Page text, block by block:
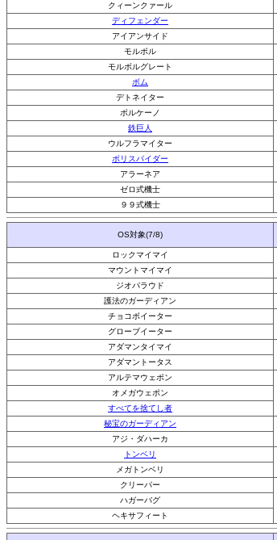
クィーンクァール
ディフェンダー
アイアンサイド
モルボル
モルボルグレート
ボム
デトネイター
ボルケーノ
鉄巨人
ウルフラマイター
ボリスパイダー
アラーネア
ゼロ式機士
９９式機士
OS対象(7/8)
ロックマイマイ
マウントマイマイ
ジオパラウド
護法のガーディアン
チョコボイーター
グローブイーター
アダマンタイマイ
アダマントータス
アルテマウェポン
オメガウェポン
すべてを捨てし者
秘宝のガーディアン
アジ・ダハーカ
トンベリ
メガトンベリ
クリーパー
ハガーバグ
ヘキサフィート